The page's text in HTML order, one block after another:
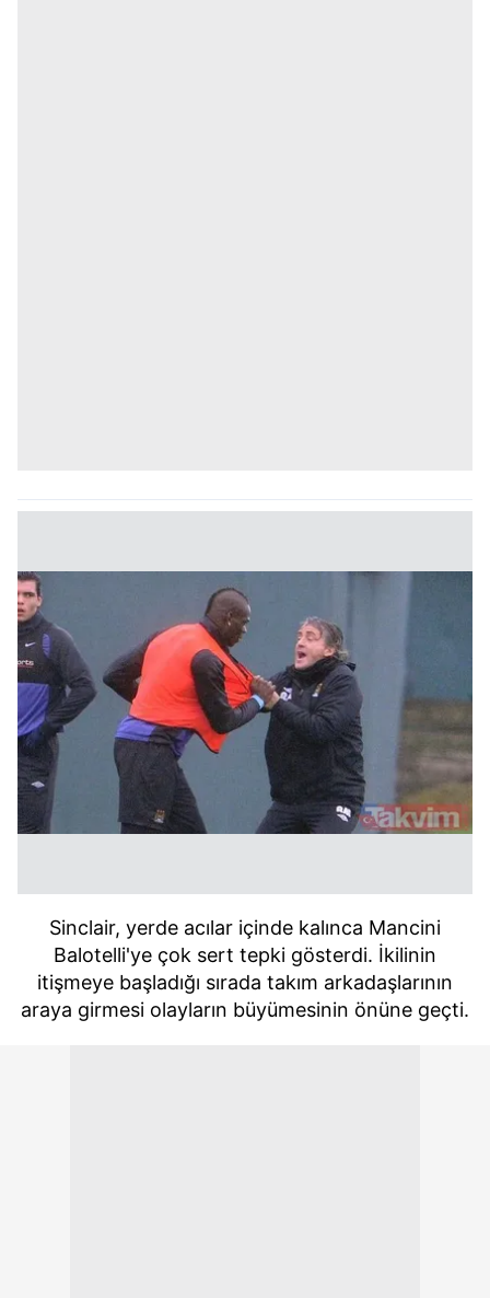
Sinclair, yerde acılar içinde kalınca Mancini
Balotelli'ye çok sert tepki gösterdi. İkilinin
itişmeye başladığı sırada takım arkadaşlarının
araya girmesi olayların büyümesinin önüne geçti.